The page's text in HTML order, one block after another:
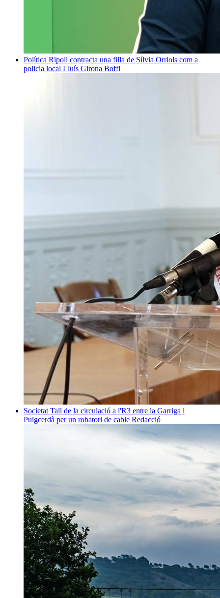
Política Ripoll contracta una filla de Sílvia Orriols com a
policia local Lluís Girona Boffi
Societat Tall de la circulació a l'R3 entre la Garriga i
Puigcerdà per un robatori de cable Redacció